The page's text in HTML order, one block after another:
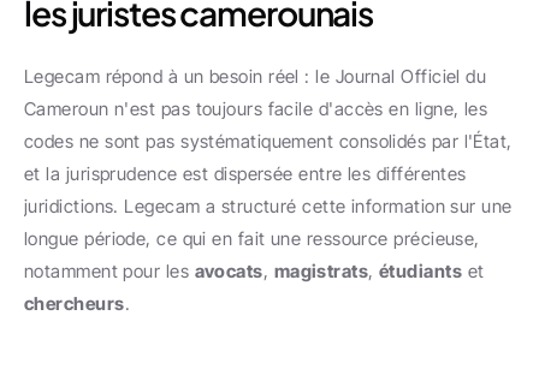
les juristes camerounais
Legecam répond à un besoin réel : le Journal Officiel du
Cameroun n'est pas toujours facile d'accès en ligne, les
codes ne sont pas systématiquement consolidés par l'État,
et la jurisprudence est dispersée entre les différentes
juridictions. Legecam a structuré cette information sur une
longue période, ce qui en fait une ressource précieuse,
notamment pour les avocats, magistrats, étudiants
chercheurs.